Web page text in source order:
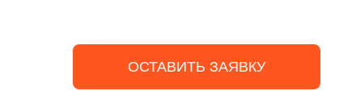
ОСТАВИТЬ ЗАЯВКУ